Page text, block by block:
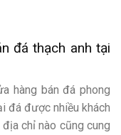
đá thạch anh tại
hàng bán đá phong
đá được nhiều khách
chỉ nào cũng cung